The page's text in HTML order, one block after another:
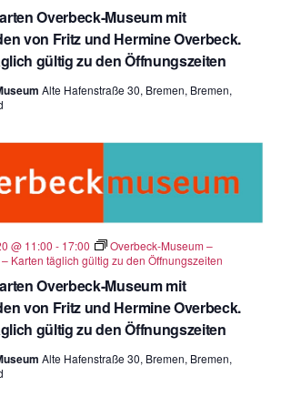
Overbeck-Museum mit
von Fritz und Hermine Overbeck.
gültig zu den Öffnungszeiten
Alte Hafenstraße 30, Bremen, Bremen,
Overbeck-Museum mit
von Fritz und Hermine Overbeck.
gültig zu den Öffnungszeiten
@ 11:00 - 17:00
Overbeck-Museum –
Karten täglich gültig zu den Öffnungszeiten
Alte Hafenstraße 30, Bremen, Bremen,